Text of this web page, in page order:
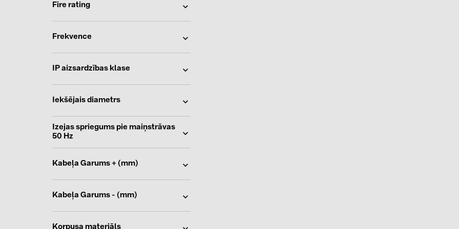
Fire rating
Frekvence
IP aizsardzības klase
Iekšējais diametrs
Izejas spriegums pie maiņstrāvas
50 Hz
Kabeļa Garums + (mm)
Kabeļa Garums - (mm)
Korpusa materiāls